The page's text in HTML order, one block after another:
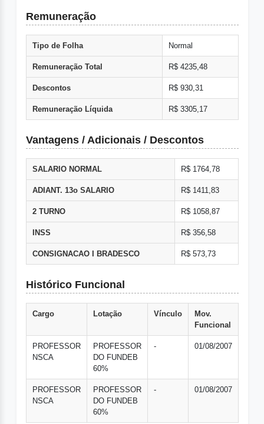
Remuneração
Tipo de Folha Normal
Remuneração Total R$ 4235,48
Descontos R$ 930,31
Remuneração Líquida R$ 3305,17
Vantagens / Adicionais / Descontos
SALARIO NORMAL R$ 1764,78
ADIANT. 13o SALARIO R$ 1411,83
2 TURNO R$ 1058,87
INSS R$ 356,58
CONSIGNACAO I BRADESCO R$ 573,73
Histórico Funcional
Cargo Lotação Vínculo
Mov.
Funcional
PROFESSOR
NSCA
PROFESSOR
DO FUNDEB
60%
- 01/08/2007
PROFESSOR
NSCA
PROFESSOR
DO FUNDEB
60%
- 01/08/2007